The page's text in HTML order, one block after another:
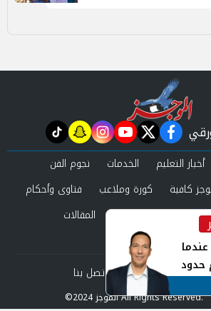
حدود
facebook
twitter
youtube
instagram
snapchat
tiktok
أخبار التعليم الخدمات
نجوم الفن
كافية كورة وملاعب
فتاوى وأحكام
حوادث ومحاكم
المقالات
سياسة الخصوصية اتصل بنا
©2024 الموجز All Rights Reserved.